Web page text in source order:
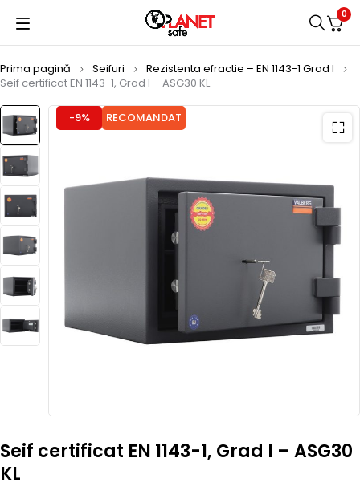
0
Prima pagină Seifuri
Rezistenta efractie – EN 1143-1 Grad I
Seif certificat EN 1143-1, Grad I – ASG30 KL
-9% RECOMANDAT
Seif certificat EN 1143-1, Grad I – ASG30
KL